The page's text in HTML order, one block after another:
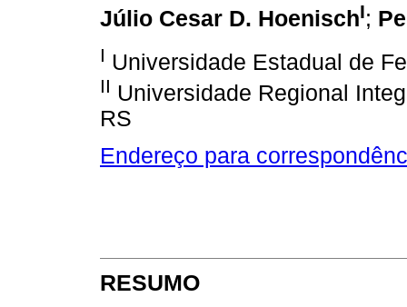
Júlio Cesar D. HoenischI;
I Universidade Estadual de
II Universidade Regional
RS
Endereço para
RESUMO